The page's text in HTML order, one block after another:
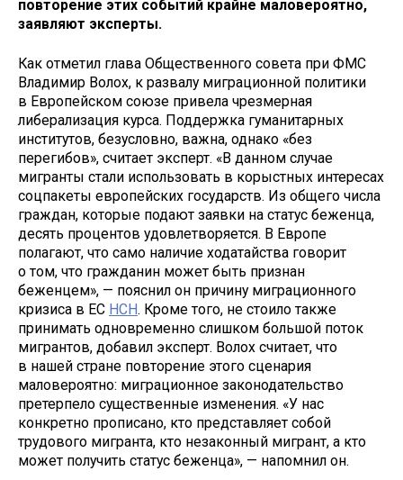
повторение этих событий крайне маловероятно,
заявляют эксперты.
Как отметил глава Общественного совета при ФМС
Владимир Волох, к развалу миграционной политики
в Европейском союзе привела чрезмерная
либерализация курса. Поддержка гуманитарных
институтов, безусловно, важна, однако «без
перегибов», считает эксперт. «В данном случае
мигранты стали использовать в корыстных интересах
соцпакеты европейских государств. Из общего числа
граждан, которые подают заявки на статус беженца,
десять процентов удовлетворяется. В Европе
полагают, что само наличие ходатайства говорит
о том, что гражданин может быть признан
беженцем», — пояснил он причину миграционного
кризиса в ЕС НСН. Кроме того, не стоило также
принимать одновременно слишком большой поток
мигрантов, добавил эксперт. Волох считает, что
в нашей стране повторение этого сценария
маловероятно: миграционное законодательство
претерпело существенные изменения. «У нас
конкретно прописано, кто представляет собой
трудового мигранта, кто незаконный мигрант, а кто
может получить статус беженца», — напомнил он.